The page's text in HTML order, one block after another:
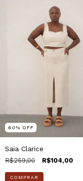
60% OFF
Saia Clarice
R$259,00 R$104,00
COMPRAR